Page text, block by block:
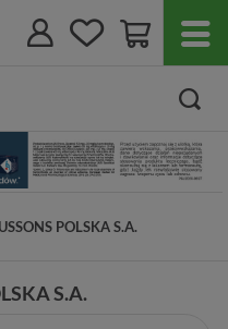
POLSKA S.A.
S.A.